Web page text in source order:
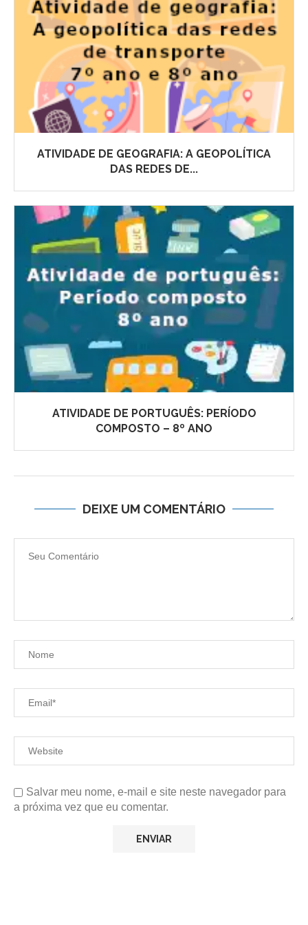
ATIVIDADE DE GEOGRAFIA: A GEOPOLÍTICA
DAS REDES DE...
ATIVIDADE DE PORTUGUÊS: PERÍODO
COMPOSTO – 8º ANO
DEIXE UM COMENTÁRIO
Salvar meu nome, e-mail e site neste navegador para
a próxima vez que eu comentar.